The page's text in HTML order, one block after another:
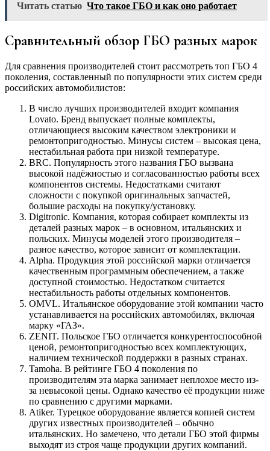
Читать статью Что такое ГБО и как оно работает
Сравнительный обзор ГБО разных марок
Для сравнения производителей стоит рассмотреть топ ГБО 4
поколения, составленный по популярности этих систем среди
российских автомобилистов:
В число лучших производителей входит компания
Lovato. Бренд выпускает полные комплекты,
отличающиеся высоким качеством электроники и
ремонтопригодностью. Минусы систем – высокая цена,
нестабильная работа при низкой температуре.
BRC. Популярность этого названия ГБО вызвана
высокой надёжностью и согласованностью работы всех
компонентов системы. Недостатками считают
сложности с покупкой оригинальных запчастей,
большие расходы на покупку/установку.
Digitronic. Компания, которая собирает комплекты из
деталей разных марок – в основном, итальянских и
польских. Минусы моделей этого производителя –
разное качество, которое зависит от комплектации.
Alpha. Продукция этой российской марки отличается
качественным программным обеспечением, а также
доступной стоимостью. Недостатком считается
нестабильность работы отдельных компонентов.
OMVL. Итальянское оборудование этой компании часто
устанавливается на российских автомобилях, включая
марку «ГАЗ».
ZENIT. Польское ГБО отличается конкурентоспособной
ценой, ремонтопригодностью всех комплектующих,
наличием технической поддержки в разных странах.
Tamoha. В рейтинге ГБО 4 поколения по
производителям эта марка занимает неплохое место из-
за невысокой цены. Однако качество её продукции ниже
по сравнению с другими марками.
Atiker. Турецкое оборудование является копией систем
других известных производителей – обычно
итальянских. Но замечено, что детали ГБО этой фирмы
выходят из строя чаще продукции других компаний.